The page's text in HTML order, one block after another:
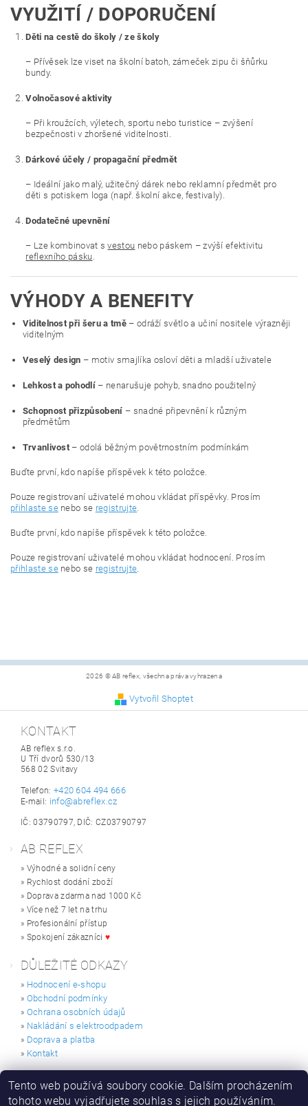
VYUŽITÍ / DOPORUČENÍ
Děti na cestě do školy / ze školy
– Přívěsek lze viset na školní batoh, zámeček zipu či šňůrku
bundy.
Volnočasové aktivity
– Při kroužcích, výletech, sportu nebo turistice – zvýšení
bezpečnosti v zhoršené viditelnosti.
Dárkové účely / propagační předmět
– Ideální jako malý, užitečný dárek nebo reklamní předmět pro
děti s potiskem loga (např. školní akce, festivaly).
Dodatečné upevnění
– Lze kombinovat svestou nebo páskem – zvýší efektivitu
reflexního pásku.
VÝHODY A BENEFITY
Viditelnost při šeru a tmě– odráží světlo a učiní nositele výrazněji
viditelným
Veselý design – motiv smajlíka osloví děti a mladší uživatele
Lehkost a pohodlí – nenarušuje pohyb, snadno použitelný
Schopnost přizpůsobení – snadné připevnění k různým
předmětům
Trvanlivost – odolá běžným povětrnostním podmínkám
Buďte první, kdo napíše příspěvek k této položce.
Pouze registrovaní uživatelé mohou vkládat příspěvky. Prosím
přihlaste senebo se registrujte.
Buďte první, kdo napíše příspěvek k této položce.
Pouze registrovaní uživatelé mohou vkládat hodnocení. Prosím
přihlaste senebo se registrujte.
2026 © AB reflex, všechna práva vyhrazena
Vytvořil Shoptet
KONTAKT
AB reflex s.r.o.
U Tří dvorů 530/13
568 02 Svitavy
Telefon: +420 604 494 666
E-mail: info@abreflex.cz
IČ: 03790797, DIČ: CZ03790797
AB REFLEX
» Výhodné a solidní ceny
» Rychlost dodání zboží
» Doprava zdarma nad 1000 Kč
» Více než 7 let na trhu
» Profesionální přístup
» Spokojení zákazníci♥
DŮLEŽITÉ ODKAZY
» Hodnocení e-shopu
» Obchodní podmínky
» Ochrana osobních údajů
» Nakládání s elektroodpadem
» Doprava a platba
» Kontakt
HODNOCENÍ E-SHOPU
Tento web používá soubory cookie. Dalším procházením
tohoto webu vyjadřujete souhlas s jejich používáním.